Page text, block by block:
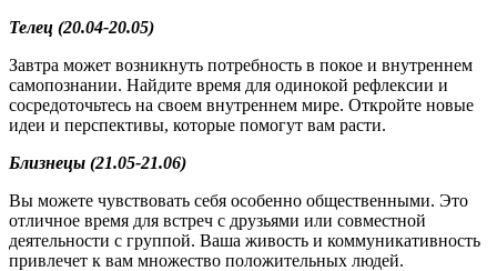
Телец (20.04-20.05)
Завтра может возникнуть потребность в покое и внутреннем
самопознании. Найдите время для одинокой рефлексии и
сосредоточьтесь на своем внутреннем мире. Откройте новые
идеи и перспективы, которые помогут вам расти.
Близнецы (21.05-21.06)
Вы можете чувствовать себя особенно общественными. Это
отличное время для встреч с друзьями или совместной
деятельности с группой. Ваша живость и коммуникативность
привлечет к вам множество положительных людей.